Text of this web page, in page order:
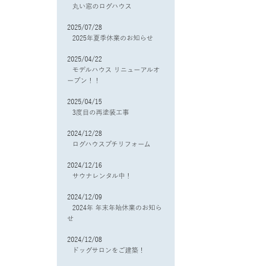
丸い窓のログハウス
2025/07/28
2025年夏季休業のお知らせ
2025/04/22
モデルハウス リニューアルオ
ープン！！
2025/04/15
3度目の再塗装工事
2024/12/28
ログハウスプチリフォーム
2024/12/16
サウナレンタル中！
2024/12/09
2024年 年末年始休業のお知ら
せ
2024/12/08
ドッグサロンをご建築！